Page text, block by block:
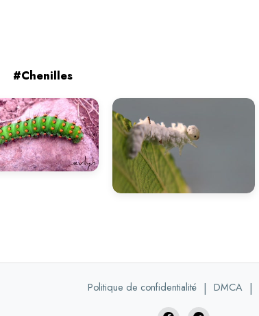
#Chenilles
Politique de confidentialité | DMCA |